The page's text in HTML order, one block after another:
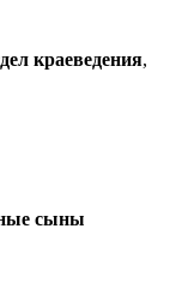
краеведения,
сыны